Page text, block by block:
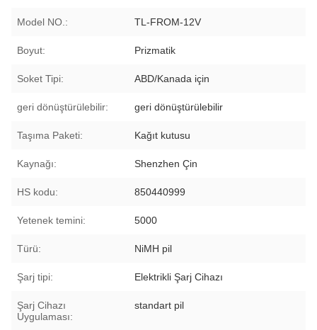
Model NO.: TL-FROM-12V
Boyut: Prizmatik
Soket Tipi: ABD/Kanada için
geri dönüştürülebilir: geri dönüştürülebilir
Taşıma Paketi: Kağıt kutusu
Kaynağı: Shenzhen Çin
HS kodu: 850440999
Yetenek temini: 5000
Türü: NiMH pil
Şarj tipi: Elektrikli Şarj Cihazı
Şarj Cihazı
Uygulaması:
standart pil